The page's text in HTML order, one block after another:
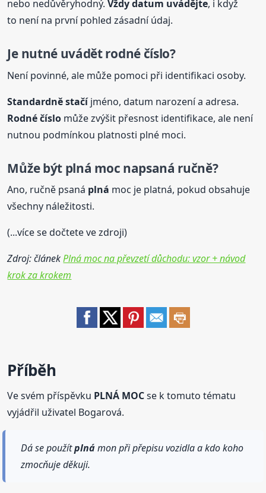
nebo nedůvěryhodný.Vždy datum uvádějte, i když
to není na první pohled zásadní údaj.
Je nutné uvádět rodné číslo?
Není povinné, ale může pomoci při identifikaci osoby.
Standardně stačíjméno, datum narození a adresa.
Rodné číslo může zvýšit přesnost identifikace, ale není
nutnou podmínkou platnosti plné moci.
Může být plná moc napsaná ručně?
Ano, ručně psaná plná moc je platná, pokud obsahuje
všechny náležitosti.
(...více se dočtete ve zdroji)
Zdroj: článekPlná moc na převzetí důchodu: vzor + návod
krok za krokem
Příběh
Ve svém příspěvku PLNÁ MOCse k tomuto tématu
vyjádřil uživatel Bogarová.
Dá se použítplnámon při přepisu vozidla a kdo koho
zmocňuje děkuji.